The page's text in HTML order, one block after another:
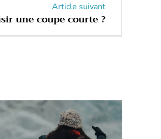
Article suivant
une coupe courte ?